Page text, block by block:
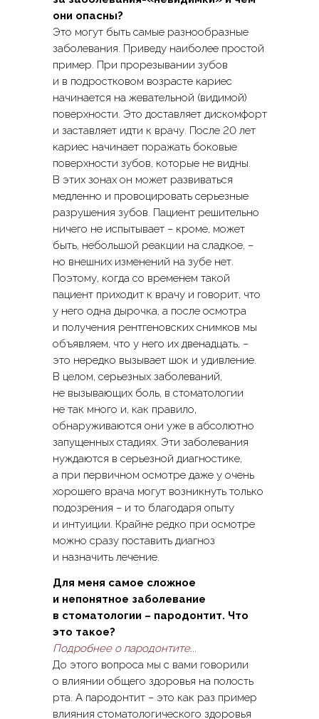
они опасны?
Это могут быть самые разнообразные
заболевания. Приведу наиболее простой
пример. При прорезывании зубов
и в подростковом возрасте кариес
начинается на жевательной (видимой)
поверхности. Это доставляет дискомфорт
и заставляет идти к врачу. После 20 лет
кариес начинает поражать боковые
поверхности зубов, которые не видны.
В этих зонах он может развиваться
медленно и провоцировать серьезные
разрушения зубов. Пациент решительно
ничего не испытывает – кроме, может
быть, небольшой реакции на сладкое, –
но внешних изменений на зубе нет.
Поэтому, когда со временем такой
пациент приходит к врачу и говорит, что
у него одна дырочка, а после осмотра
и получения рентгеновских снимков мы
объявляем, что у него их двенадцать, –
это нередко вызывает шок и удивление.
В целом, серьезных заболеваний,
не вызывающих боль, в стоматологии
не так много и, как правило,
обнаруживаются они уже в абсолютно
запущенных стадиях. Эти заболевания
нуждаются в серьезной диагностике,
а при первичном осмотре даже у очень
хорошего врача могут возникнуть только
подозрения – и то благодаря опыту
и интуиции. Крайне редко при осмотре
можно сразу поставить диагноз
и назначить лечение.
Для меня самое сложное
и непонятное заболевание
в стоматологии – пародонтит. Что
это такое?
Подробнее о пародонтите...
До этого вопроса мы с вами говорили
о влиянии общего здоровья на полость
рта. А пародонтит – это как раз пример
влияния стоматологического здоровья